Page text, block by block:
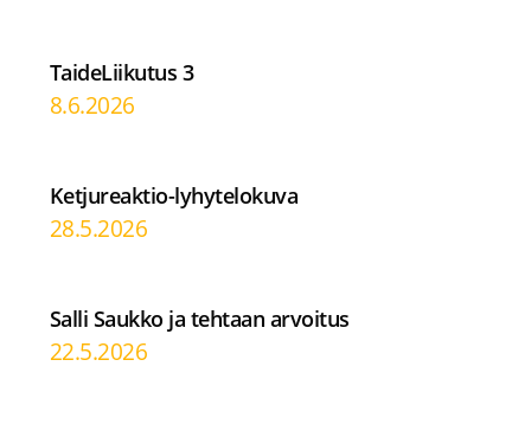
TaideLiikutus 3
8.6.2026
Ketjureaktio-lyhytelokuva
28.5.2026
Salli Saukko ja tehtaan arvoitus
22.5.2026